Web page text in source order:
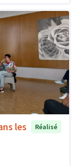
les
Réalisé